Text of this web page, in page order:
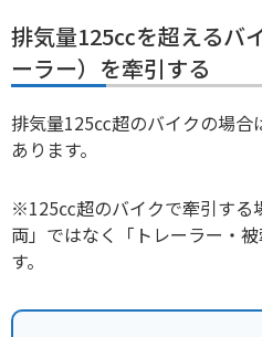
排気量125㏄を超えるバ
ーラー）を牽引する
排気量125㏄超のバイクの場
あります。
※125㏄超のバイクで牽引する
両」ではなく「トレーラー・
す。